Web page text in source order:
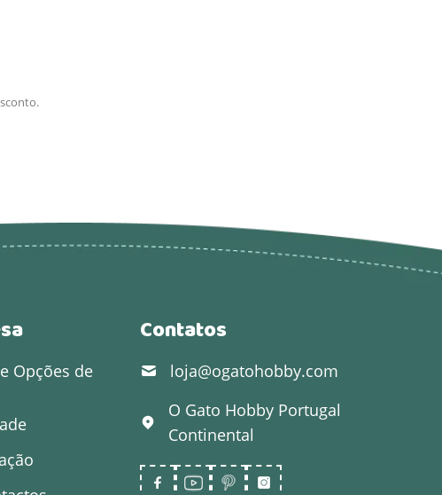
Opções de
Contatos
loja@ogatohobby.com
O Gato Hobby Portugal
Continental